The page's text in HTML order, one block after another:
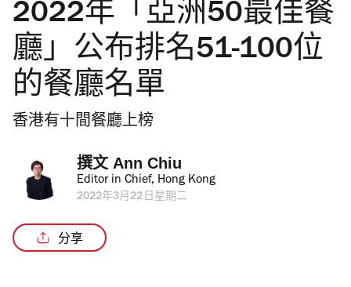
2022年「亞洲50最佳餐
廳」公布排名51-100位
的餐廳名單
香港有十間餐廳上榜
撰文 Ann Chiu
Editor in Chief, Hong Kong
2022年3月22日星期二
分享